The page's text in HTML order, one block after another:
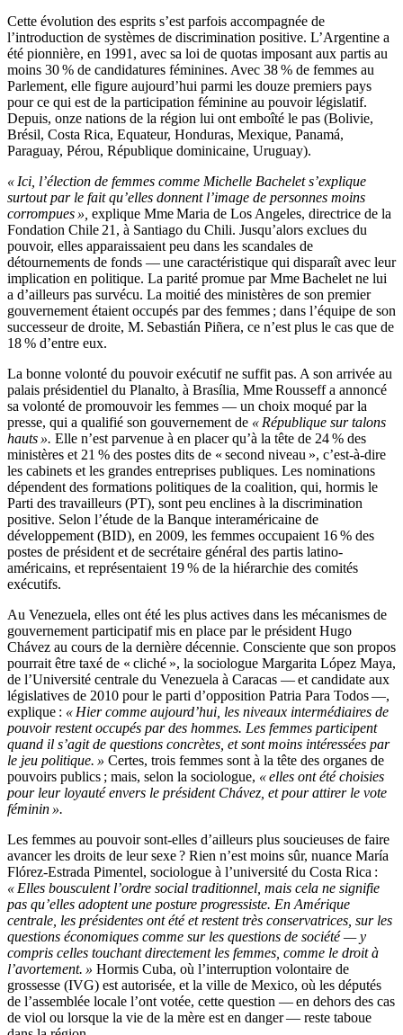
Cette évolution des esprits s’est parfois accompagnée de
l’introduction de systèmes de discrimination positive. L’Argentine a
été pionnière, en 1991, avec sa loi de quotas imposant aux partis au
moins 30 % de candidatures féminines. Avec 38 % de femmes au
Parlement, elle figure aujourd’hui parmi les douze premiers pays
pour ce qui est de la participation féminine au pouvoir législatif.
Depuis, onze nations de la région lui ont emboîté le pas (Bolivie,
Brésil, Costa Rica, Equateur, Honduras, Mexique, Panamá,
Paraguay, Pérou, République dominicaine, Uruguay).
« Ici, l’élection de femmes comme Michelle Bachelet s’explique
surtout par le fait qu’elles donnent l’image de personnes moins
corrompues », explique Mme Maria de Los Angeles, directrice de la
Fondation Chile 21, à Santiago du Chili. Jusqu’alors exclues du
pouvoir, elles apparaissaient peu dans les scandales de
détournements de fonds — une caractéristique qui disparaît avec leur
implication en politique. La parité promue par Mme Bachelet ne lui
a d’ailleurs pas survécu. La moitié des ministères de son premier
gouvernement étaient occupés par des femmes ; dans l’équipe de son
successeur de droite, M. Sebastián Piñera, ce n’est plus le cas que de
18 % d’entre eux.
La bonne volonté du pouvoir exécutif ne suffit pas. A son arrivée au
palais présidentiel du Planalto, à Brasília, Mme Rousseff a annoncé
sa volonté de promouvoir les femmes — un choix moqué par la
presse, qui a qualifié son gouvernement de « République sur talons
hauts ». Elle n’est parvenue à en placer qu’à la tête de 24 % des
ministères et 21 % des postes dits de « second niveau », c’est-à-dire
les cabinets et les grandes entreprises publiques. Les nominations
dépendent des formations politiques de la coalition, qui, hormis le
Parti des travailleurs (PT), sont peu enclines à la discrimination
positive. Selon l’étude de la Banque interaméricaine de
développement (BID), en 2009, les femmes occupaient 16 % des
postes de président et de secrétaire général des partis latino-
américains, et représentaient 19 % de la hiérarchie des comités
exécutifs.
Au Venezuela, elles ont été les plus actives dans les mécanismes de
gouvernement participatif mis en place par le président Hugo
Chávez au cours de la dernière décennie. Consciente que son propos
pourrait être taxé de « cliché », la sociologue Margarita López Maya,
de l’Université centrale du Venezuela à Caracas — et candidate aux
législatives de 2010 pour le parti d’opposition Patria Para Todos —,
explique : « Hier comme aujourd’hui, les niveaux intermédiaires de
pouvoir restent occupés par des hommes. Les femmes participent
quand il s’agit de questions concrètes, et sont moins intéressées par
le jeu politique. » Certes, trois femmes sont à la tête des organes de
pouvoirs publics ; mais, selon la sociologue, « elles ont été choisies
pour leur loyauté envers le président Chávez, et pour attirer le vote
féminin ».
Les femmes au pouvoir sont-elles d’ailleurs plus soucieuses de faire
avancer les droits de leur sexe ? Rien n’est moins sûr, nuance María
Flórez-Estrada Pimentel, sociologue à l’université du Costa Rica :
« Elles bousculent l’ordre social traditionnel, mais cela ne signifie
pas qu’elles adoptent une posture progressiste. En Amérique
centrale, les présidentes ont été et restent très conservatrices, sur les
questions économiques comme sur les questions de société — y
compris celles touchant directement les femmes, comme le droit à
l’avortement. » Hormis Cuba, où l’interruption volontaire de
grossesse (IVG) est autorisée, et la ville de Mexico, où les députés
de l’assemblée locale l’ont votée, cette question — en dehors des cas
de viol ou lorsque la vie de la mère est en danger — reste taboue